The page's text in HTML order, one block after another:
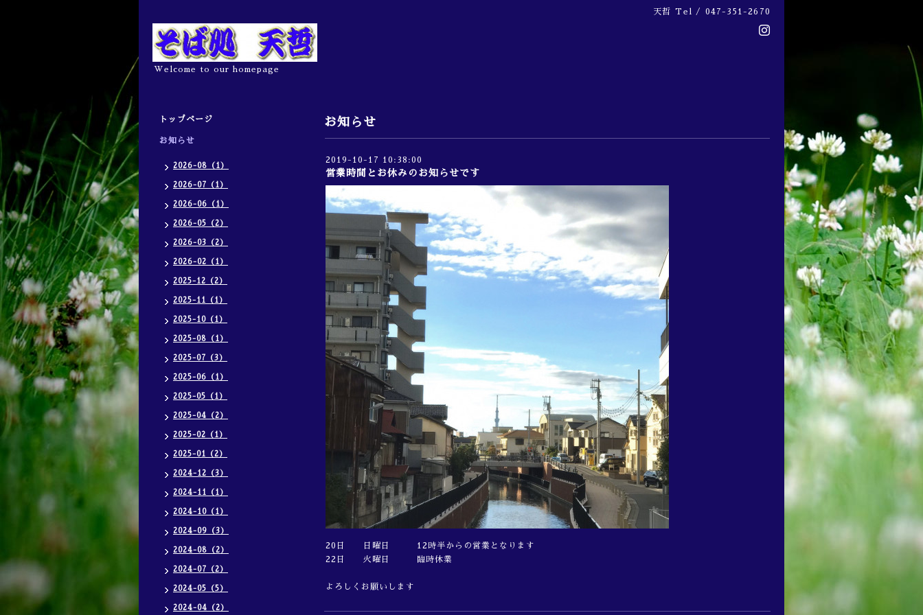
天哲 Tel / 047-351-2670
Welcome to our homepage
お知らせ
2019-10-17 10:38:00
営業時間とお休みのお知らせです
20日 日曜日 12時半からの営業となります
22日 火曜日 臨時休業
よろしくお願いします
トップページ
お知らせ
2026-08（1）
2026-07（1）
2026-06（1）
2026-05（2）
2026-03（2）
2026-02（1）
2025-12（2）
2025-11（1）
2025-10（1）
2025-08（1）
2025-07（3）
2025-06（1）
2025-05（1）
2025-04（2）
2025-02（1）
2025-01（2）
2024-12（3）
2024-11（1）
2024-10（1）
2024-09（3）
2024-08（2）
2024-07（2）
2024-05（5）
2024-04（2）